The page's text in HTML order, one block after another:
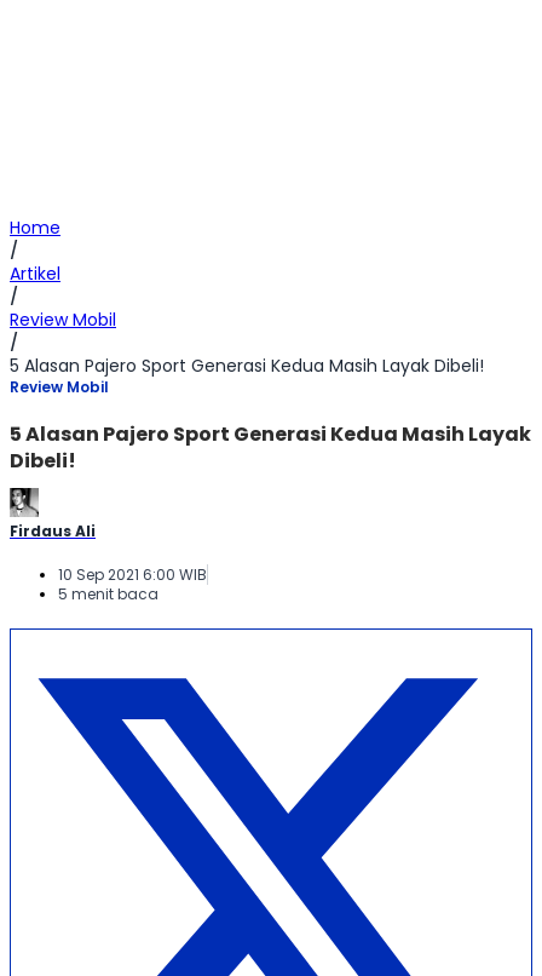
Home
/
Artikel
/
Review Mobil
/
5 Alasan Pajero Sport Generasi Kedua Masih Layak Dibeli!
Review Mobil
5 Alasan Pajero Sport Generasi Kedua Masih Layak
Dibeli!
Firdaus Ali
10 Sep 2021 6:00 WIB
5 menit baca